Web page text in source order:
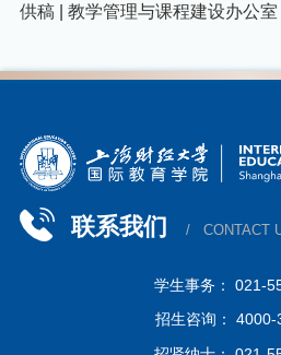
供稿 | 教学管理与课程建设办公室
联系我们 / CONTACT
学生事务： 021-
招生咨询：